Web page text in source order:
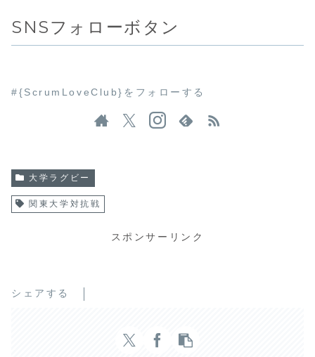
SNSフォローボタン
#{ScrumLoveClub}をフォローする
大学ラグビー
関東大学対抗戦
スポンサーリンク
シェアする